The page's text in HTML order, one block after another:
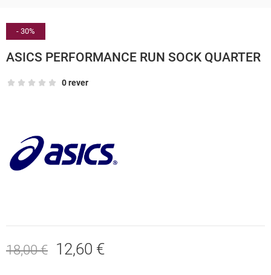
- 30%
ASICS PERFORMANCE RUN SOCK QUARTER
0 rever
18,00 € 12,60 €